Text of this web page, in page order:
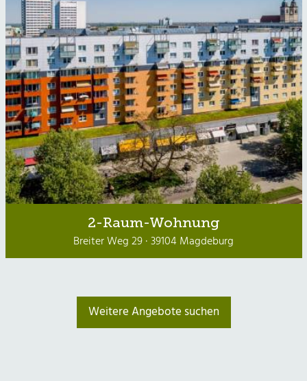
2-Raum-Wohnung
Breiter Weg 29 · 39104 Magdeburg
Weitere Angebote suchen